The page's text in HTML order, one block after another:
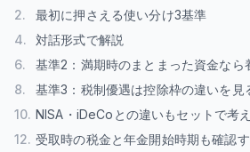
2.
最初に押さえる使い分け3基準
4.
対話形式で解説
6.
基準2：満期時のまとまった資金なら
8.
基準3：税制優遇は控除枠の違いを見
10. NISA・iDeCoとの違いもセットで考
12. 受取時の税金と年金開始時期も確認